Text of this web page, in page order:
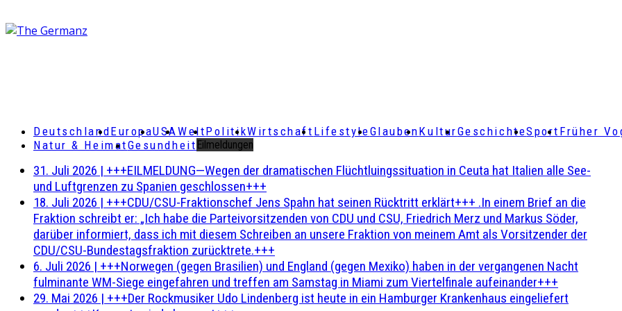
DeutschlandEuropaUSAWeltPolitikWirtschaft LifestyleGlaubenKulturGeschichteSport Früher
Natur & HeimatGesundheit Eilmeldungen
31. Juli 2026 | +++EILMELDUNG—Wegen der dramatischen Flüchtluingssituation in Ceuta hat Italien alle See-
und Luftgrenzen zu Spanien geschlossen+++
18. Juli 2026 | +++CDU/CSU-Fraktionschef Jens Spahn hat seinen Rücktritt erklärt+++ .In einem Brief an die
Fraktion schreibt er: „Ich habe die Parteivorsitzenden von CDU und CSU, Friedrich Merz und Markus Söder,
darüber informiert, dass ich mit diesem Schreiben an unsere Fraktion von meinem Amt als Vorsitzender der
CDU/CSU-Bundestagsfraktion zurücktrete.+++
6. Juli 2026 | +++Norwegen (gegen Brasilien) und England (gegen Mexiko) haben in der vergangenen Nacht
fulminante WM-Siege eingefahren und treffen am Samstag in Miami zum Viertelfinale aufeinander+++
29. Mai 2026 | +++Der Rockmusiker Udo Lindenberg ist heute in ein Hamburger Krankenhaus eingeliefert